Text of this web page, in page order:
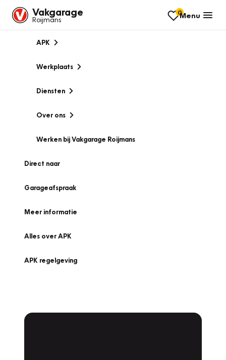
Vakgarage
Roijmans
0Menu
APK
Werkplaats
Diensten
Over ons
Werken bij Vakgarage Roijmans
Direct naar
Garageafspraak
Meer informatie
Alles over APK
APK regelgeving